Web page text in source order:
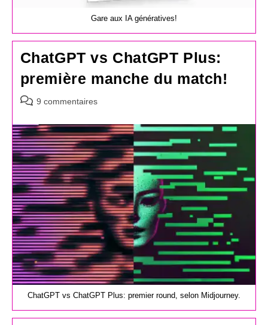
Gare aux IA génératives!
ChatGPT vs ChatGPT Plus:
première manche du match!
Commentaires
la
publication :
9 commentaires
ChatGPT vs ChatGPT Plus: premier round, selon Midjourney.